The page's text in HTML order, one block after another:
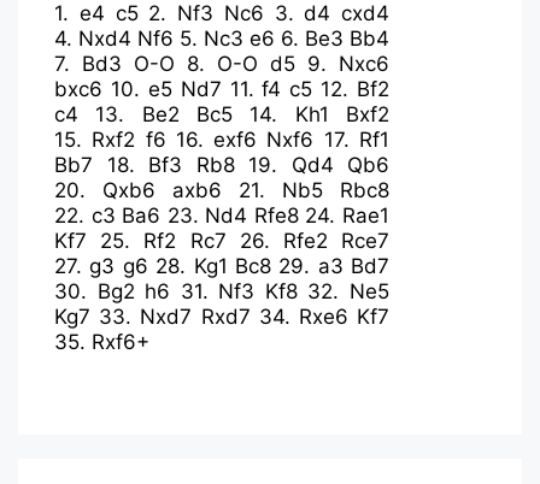
1. e4 c5 2. Nf3 Nc6 3.d4 cxd4
4. Nxd4 Nf6 5. Nc3 e6 6. Be3 Bb4
7. Bd3 O-O 8. O-O d5 9. Nxc6
bxc6 10. e5 Nd7 11.f4 c5 12. Bf2
c4
13. Be2 Bc5 14. Kh1
Bxf2
15. Rxf2 f6 16.exf6 Nxf6 17. Rf1
Bb7
18. Bf3 Rb8 19. Qd4
Qb6
20. Qxb6 axb6 21. Nb5
Rbc8
22. c3 Ba6 23. Nd4 Rfe8 24. Rae1
Kf7
25. Rf2 Rc7 26. Rfe2
Rce7
27.g3 g6 28. Kg1 Bc8 29. a3 Bd7
30. Bg2 h6 31. Nf3 Kf8 32. Ne5
Kg7 33. Nxd7 Rxd7 34. Rxe6 Kf7
35. Rxf6+